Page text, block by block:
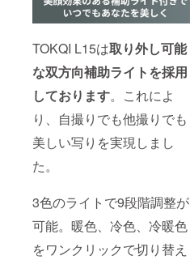
TOKQI L15は取り外し可能
な双方向補助ライトを採用
しております。これによ
り、自撮りでも他撮りでも
美しい写りを実現しまし
た。
3色のライトで9段階調整が
可能。暖色、冷色、冷暖色
をワンクリックで切り替え